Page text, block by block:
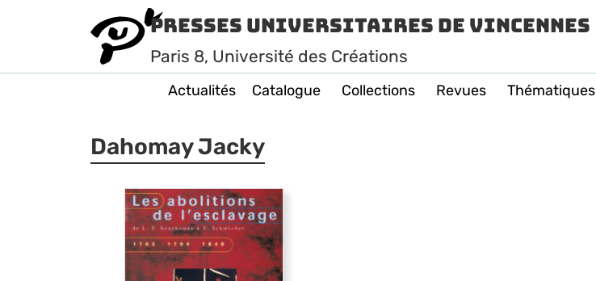
Presses Universitaires de Vincennes
Paris 8, Université des Créations
Actualités Catalogue Collections Revues Thématiques
Dahomay Jacky